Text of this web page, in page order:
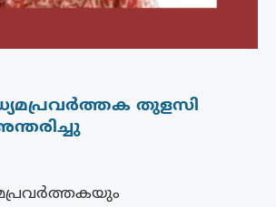
തുളസി